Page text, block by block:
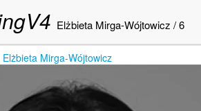
Elżbieta Mirga-Wójtowicz /6
Elżbieta Mirga-Wójtowicz